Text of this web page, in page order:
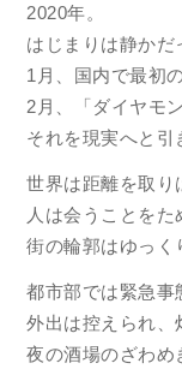
2020年。
はじまりは静かだ
1月、国内で最初
2月、「ダイヤモ
それを現実へと引
世界は距離を取り
人は会うことをた
街の輪郭はゆっく
都市部では緊急事
外出は控えられ、
夜の酒場のざわめ